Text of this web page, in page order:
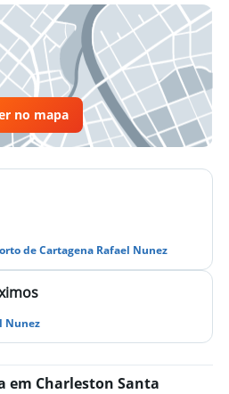
no mapa
de Cartagena Rafael Nunez
Nunez
em Charleston Santa